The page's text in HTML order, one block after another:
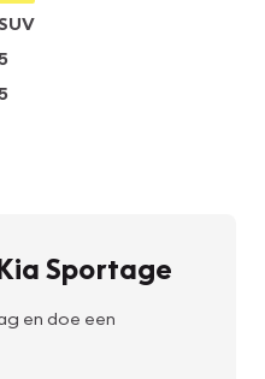
5
5
Sportage
en doe een